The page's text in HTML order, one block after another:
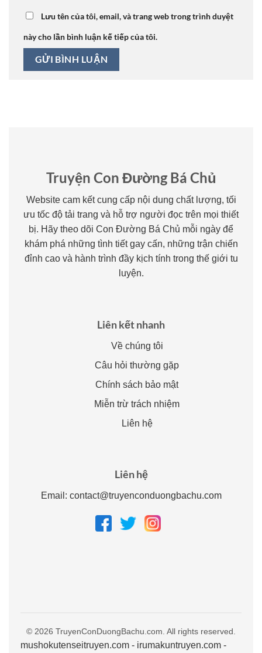
Lưu tên của tôi, email, và trang web trong trình duyệt
này cho lần bình luận kế tiếp của tôi.
Truyện Con Đường Bá Chủ
Website cam kết cung cấp nội dung chất lượng, tối
ưu tốc độ tải trang và hỗ trợ người đọc trên mọi thiết
bị. Hãy theo dõi Con Đường Bá Chủ mỗi ngày để
khám phá những tình tiết gay cấn, những trận chiến
đỉnh cao và hành trình đầy kịch tính trong thế giới tu
luyện.
Liên kết nhanh
Về chúng tôi
Câu hỏi thường gặp
Chính sách bảo mật
Miễn trừ trách nhiệm
Liên hệ
Liên hệ
Email: contact@truyenconduongbachu.com
© 2026 TruyenConDuongBachu.com. All rights reserved.
mushokutenseitruyen.com - irumakuntruyen.com -